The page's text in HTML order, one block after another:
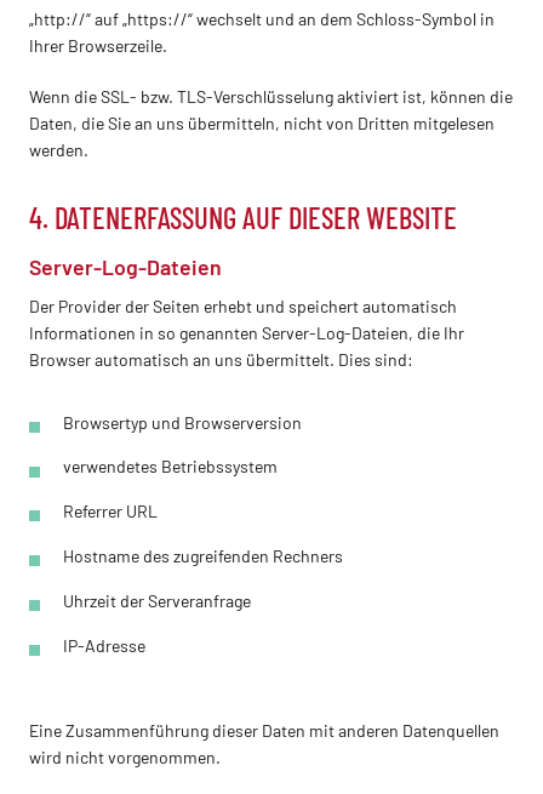
„http://“ auf „https://“ wechselt und an dem Schloss-Symbol in
Ihrer Browserzeile.
Wenn die SSL- bzw. TLS-Verschlüsselung aktiviert ist, können die
Daten, die Sie an uns übermitteln, nicht von Dritten mitgelesen
werden.
4. DATENERFASSUNG AUF DIESER WEBSITE
Server-Log-Dateien
Der Provider der Seiten erhebt und speichert automatisch
Informationen in so genannten Server-Log-Dateien, die Ihr
Browser automatisch an uns übermittelt. Dies sind:
Browsertyp und Browserversion
verwendetes Betriebssystem
Referrer URL
Hostname des zugreifenden Rechners
Uhrzeit der Serveranfrage
IP-Adresse
Eine Zusammenführung dieser Daten mit anderen Datenquellen
wird nicht vorgenommen.